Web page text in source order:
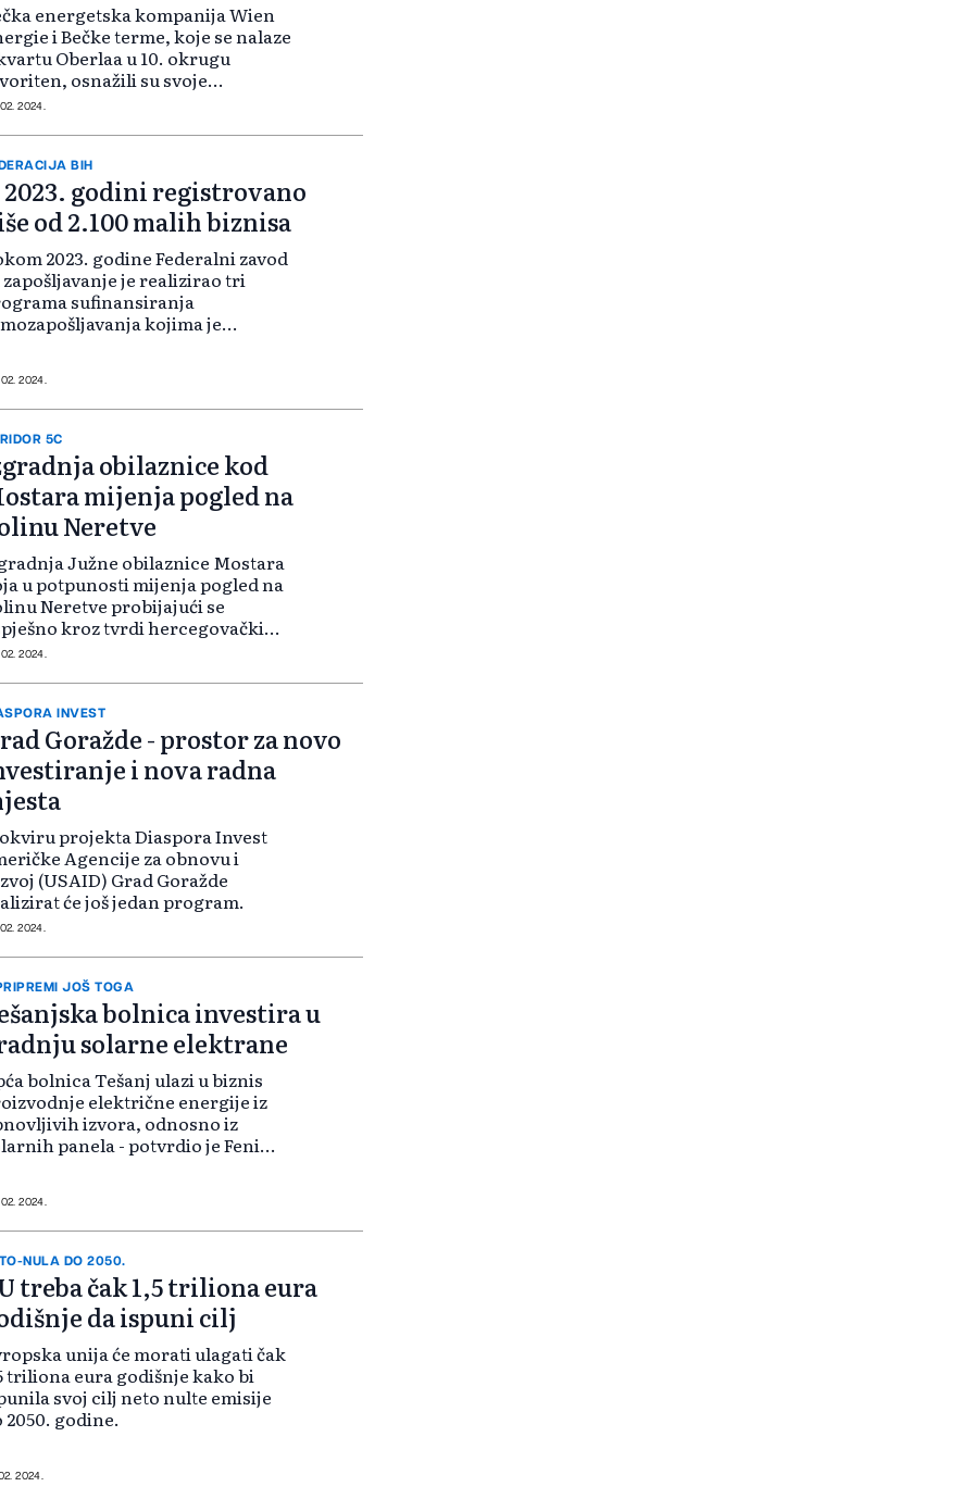
energetska kompanija Wien
i Bečke terme, koje se nalaze
Oberlaa u 10. okrugu
osnažili su svoje
novim ekološki
2024.
BIH
2023. godini registrovano
od 2.100 malih biznisa
2023. godine Federalni zavod
zapošljavanje je realizirao tri
sufinansiranja
kojima je
za mlade, žene, demobilisane
ali i ostale kategorije
osoba.
2024.
5C
obilaznice kod
mijenja pogled na
Neretve
Južne obilaznice Mostara
u potpunosti mijenja pogled na
Neretve probijajući se
kroz tvrdi hercegovački
trebala bi se završiti ove
5C.
2024.
INVEST
Goražde - prostor za novo
i nova radna
projekta Diaspora Invest
Agencije za obnovu i
(USAID) Grad Goražde
će još jedan program.
2024.
JOŠ TOGA
bolnica investira u
solarne elektrane
bolnica Tešanj ulazi u biznis
električne energije iz
izvora, odnosno iz
panela - potvrdio je Feni
2024.
NULA DO 2050.
treba čak 1,5 triliona eura
da ispuni cilj
unija će morati ulagati čak
triliona eura godišnje kako bi
svoj cilj neto nulte emisije
2050. godine.
2024.